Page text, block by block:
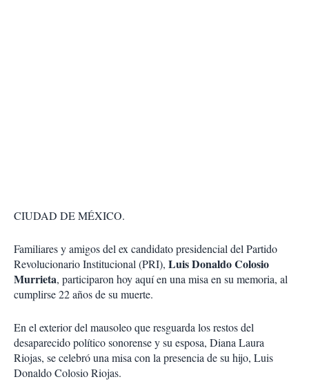
CIUDAD DE MÉXICO.
Familiares y amigos del ex candidato presidencial del Partido
Revolucionario Institucional (PRI), Luis Donaldo Colosio
Murrieta, participaron hoy aquí en una misa en su memoria, al
cumplirse 22 años de su muerte.
En el exterior del mausoleo que resguarda los restos del
desaparecido político sonorense y su esposa, Diana Laura
Riojas, se celebró una misa con la presencia de su hijo, Luis
Donaldo Colosio Riojas.